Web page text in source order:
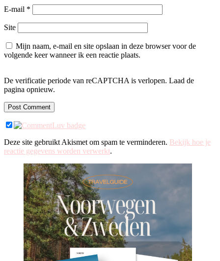
E-mail *
Site
Mijn naam, e-mail en site opslaan in deze browser voor de
volgende keer wanneer ik een reactie plaats.
De verificatie periode van reCAPTCHA is verlopen. Laad de
pagina opnieuw.
Deze site gebruikt Akismet om spam te verminderen. Bekijk hoe je
reactie gegevens worden verwerkt.